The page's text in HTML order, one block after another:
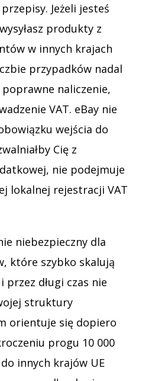
Jeżeli jesteś
produkty z
w innych krajach
przypadków nadal
naliczenie,
VAT. eBay nie
wejścia do
Cię z
nie podejmuje
lokalnej rejestracji VAT
niebezpieczny dla
które szybko skalują
przez długi czas nie
struktury
orientuje się dopiero
progu 10 000
do innych krajów UE